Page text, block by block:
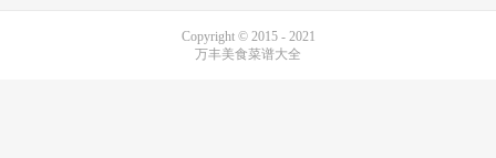
Copyright © 2015 - 2021
万丰美食菜谱大全